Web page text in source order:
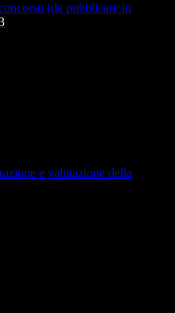
(da pubblicare in
e valutazione della